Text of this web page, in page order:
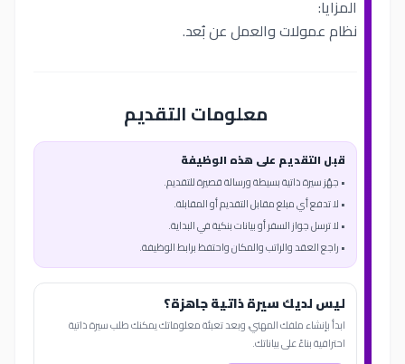
المزايا:
نظام عمولات والعمل عن بُعد.
معلومات التقديم
قبل التقديم على هذه الوظيفة
• جهّز سيرة ذاتية بسيطة ورسالة قصيرة للتقديم.
• لا تدفع أي مبلغ مقابل التقديم أو المقابلة.
• لا ترسل جواز السفر أو بيانات بنكية في البداية.
• راجع العقد والراتب والمكان واحتفظ برابط الوظيفة.
ليس لديك سيرة ذاتية جاهزة؟
ابدأ بإنشاء ملفك المهني، وبعد تعبئة معلوماتك يمكنك طلب سيرة ذاتية
احترافية بناءً على بياناتك.